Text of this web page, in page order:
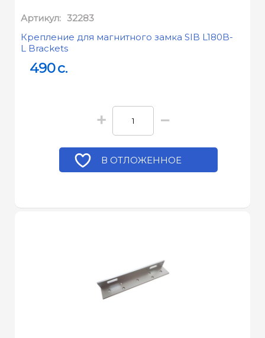
Артикул: 32283
Крепление для магнитного замка SIB L180B-
L Brackets
490c.
+ −
В ОТЛОЖЕННОЕ